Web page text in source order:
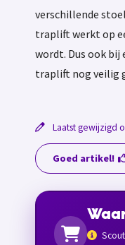
verschillende
traplift werkt op
wordt. Dus ook
traplift nog veilig
Laatst gewijzigd
Goed artikel!